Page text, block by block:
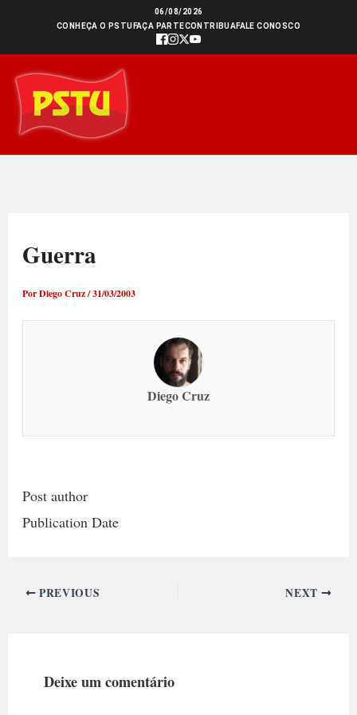
conteúdo
06/08/2026
CONHEÇA O PSTU FAÇA PARTECONTRIBUAFALE CONOSCO
Guerra
PorDiego Cruz/31/03/2003
Diego Cruz
Post author
Publication Date
PREVIOUS NEXT
Deixe um comentário